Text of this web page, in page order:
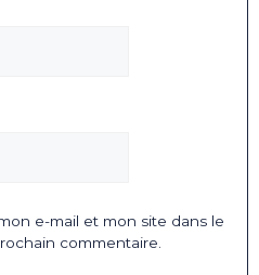
e-mail et mon site dans le
commentaire.